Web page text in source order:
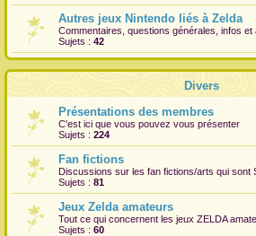
Autres jeux Nintendo liés à Zelda
Commentaires, questions générales, infos et
Sujets : 42
Divers
Présentations des membres
C'est ici que vous pouvez vous présenter
Sujets : 224
Fan fictions
Discussions sur les fan fictions/arts qui sont
Sujets : 81
Jeux Zelda amateurs
Tout ce qui concernent les jeux ZELDA
Sujets : 60